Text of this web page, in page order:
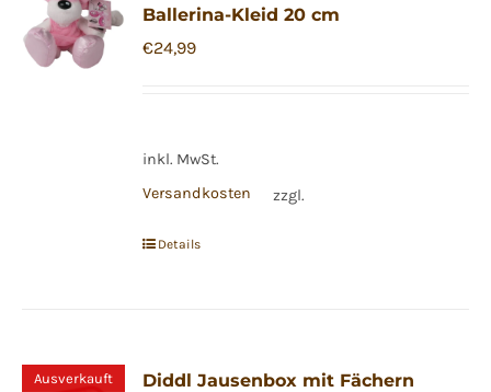
Ballerina-Kleid 20 cm
€24,99
inkl. MwSt.
zzgl.
Versandkosten
Details
Ausverkauft
Diddl Jausenbox mit Fächern